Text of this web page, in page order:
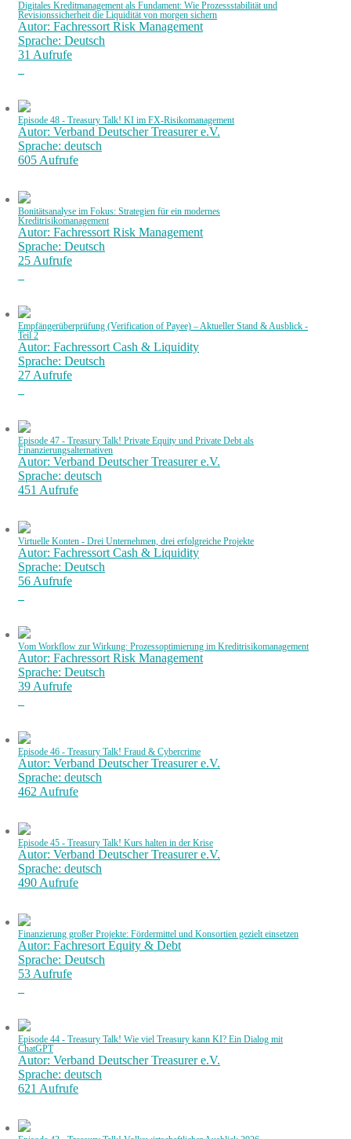
Digitales Kreditmanagement als Fundament: Wie Prozessstabilität und
Revisionssicherheit die Liquidität von morgen sichern
Autor: Fachressort Risk Management
Sprache: Deutsch
31 Aufrufe
Episode 48 - Treasury Talk! KI im FX-Risikomanagement
Autor: Verband Deutscher Treasurer e.V.
Sprache: deutsch
605 Aufrufe
Bonitätsanalyse im Fokus: Strategien für ein modernes
Kreditrisikomanagement
Autor: Fachressort Risk Management
Sprache: Deutsch
25 Aufrufe
Empfängerüberprüfung (Verification of Payee) – Aktueller Stand & Ausblick -
Teil 2
Autor: Fachressort Cash & Liquidity
Sprache: Deutsch
27 Aufrufe
Episode 47 - Treasury Talk! Private Equity und Private Debt als
Finanzierungsalternativen
Autor: Verband Deutscher Treasurer e.V.
Sprache: deutsch
451 Aufrufe
Virtuelle Konten - Drei Unternehmen, drei erfolgreiche Projekte
Autor: Fachressort Cash & Liquidity
Sprache: Deutsch
56 Aufrufe
Vom Workflow zur Wirkung: Prozessoptimierung im Kreditrisikomanagement
Autor: Fachressort Risk Management
Sprache: Deutsch
39 Aufrufe
Episode 46 - Treasury Talk! Fraud & Cybercrime
Autor: Verband Deutscher Treasurer e.V.
Sprache: deutsch
462 Aufrufe
Episode 45 - Treasury Talk! Kurs halten in der Krise
Autor: Verband Deutscher Treasurer e.V.
Sprache: deutsch
490 Aufrufe
Finanzierung großer Projekte: Fördermittel und Konsortien gezielt einsetzen
Autor: Fachresort Equity & Debt
Sprache: Deutsch
53 Aufrufe
Episode 44 - Treasury Talk! Wie viel Treasury kann KI? Ein Dialog mit
ChatGPT
Autor: Verband Deutscher Treasurer e.V.
Sprache: deutsch
621 Aufrufe